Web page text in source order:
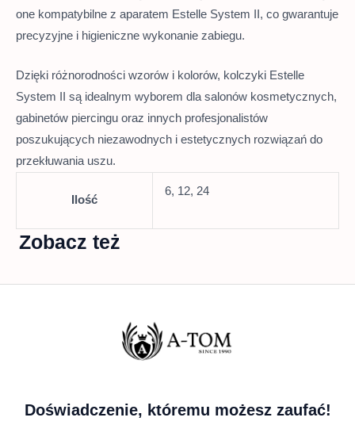
one kompatybilne z aparatem Estelle System II, co gwarantuje
precyzyjne i higieniczne wykonanie zabiegu.
Dzięki różnorodności wzorów i kolorów, kolczyki Estelle
System II są idealnym wyborem dla salonów kosmetycznych,
gabinetów piercingu oraz innych profesjonalistów
poszukujących niezawodnych i estetycznych rozwiązań do
przekłuwania uszu.
Ilość
6, 12, 24
Zobacz też
Doświadczenie, któremu możesz zaufać!